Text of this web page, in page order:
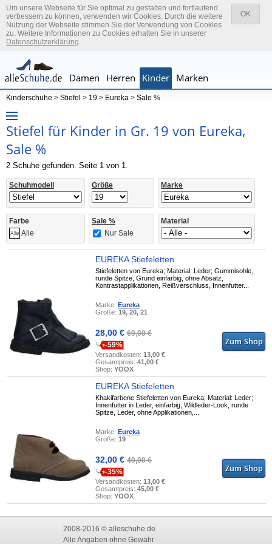
OK
Um unsere Webseite für Sie optimal zu gestalten und fortlaufend
verbessern zu können, verwenden wir Cookies. Durch die weitere
Nutzung der Webseite stimmen Sie der Verwendung von Cookies
zu. Weitere Informationen zu Cookies erhalten Sie in unserer
Datenschutzerklärung.
Damen Herren Kinder Marken
Kinderschuhe > Stiefel > 19 > Eureka > Sale %
Stiefel für Kinder in Gr. 19 von Eureka,
Sale %
2 Schuhe gefunden. Seite 1 von 1.
Schuhmodell Größe Marke
Farbe
Alle
Sale %
Nur Sale
Material
EUREKA Stiefeletten
Stiefeletten von Eureka; Material: Leder; Gummisohle,
runde Spitze, Grund einfarbig, ohne Absatz,
Kontrastapplikationen, Reißverschluss, Innenfutter...
Marke:Eureka
Größe:19, 20, 21
28,00 €69,00 €
-59%
Versandkosten:13,00 €
Gesamtpreis:41,00 €
Shop:YOOX
EUREKA Stiefeletten
Khakifarbene Stiefeletten von Eureka; Material: Leder;
Innenfutter in Leder, einfarbig, Wildleder-Look, runde
Spitze, Leder, ohne Applikationen,...
Marke:Eureka
Größe:19
32,00 €49,00 €
-35%
Versandkosten:13,00 €
Gesamtpreis:45,00 €
Shop:YOOX
2008-2016 © alleschuhe.de
Alle Angaben ohne Gewähr